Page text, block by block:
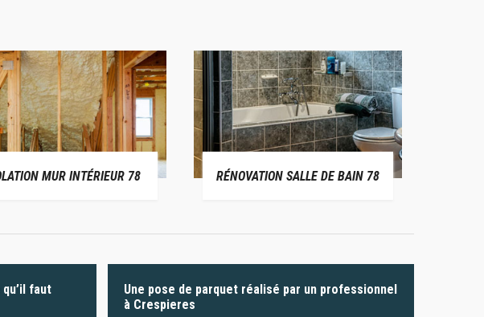
MUR INTÉRIEUR 78 RÉNOVATION SALLE DE BAIN 78
faut
Une pose de parquet réalisé par un professionnel
à Crespieres